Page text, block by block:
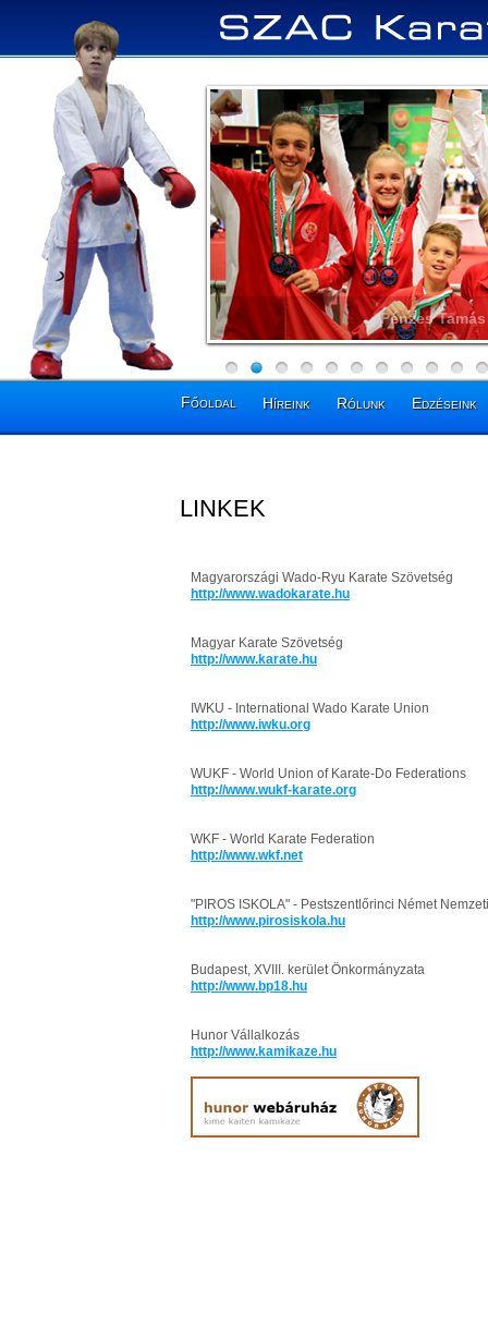
Pénzes
Főoldal Híreink Rólunk Edzéseink
LINKEK
Magyarországi Wado-Ryu Karate Szövetség
http://www.wadokarate.hu
Magyar Karate Szövetség
http://www.karate.hu
IWKU - International Wado Karate Union
http://www.iwku.org
WUKF - World Union of Karate-Do Federations
http://www.wukf-karate.org
WKF - World Karate Federation
http://www.wkf.net
"PIROS ISKOLA" - Pestszentlőrinci Német
http://www.pirosiskola.hu
Budapest, XVIII. kerület Önkormányzata
http://www.bp18.hu
Hunor Vállalkozás
http://www.kamikaze.hu